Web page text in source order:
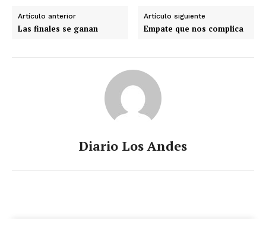
Artículo anterior
Las finales se ganan
Artículo siguiente
Empate que nos complica
Diario Los Andes